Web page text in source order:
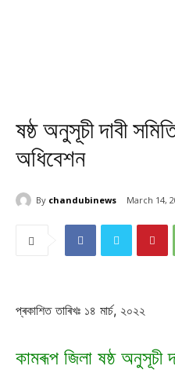
ষষ্ঠ অনুসূচী দাবী
অধিবেশন
By chandubinews March 14,
প্ৰকাশিত তাৰিখঃ ১৪ মাৰ্চ, ২০২২
কামৰূপ জিলা ষষ্ঠ অনুসূচী